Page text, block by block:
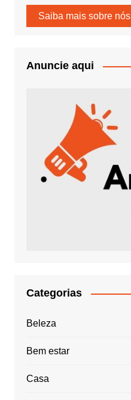
Saiba mais sobre nós
Anuncie aqui
Categorias
Beleza
Bem estar
Casa